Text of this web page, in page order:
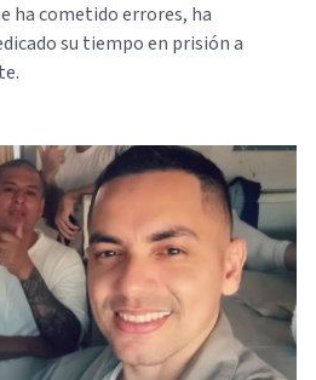
ha cometido errores, ha
su tiempo en prisión a